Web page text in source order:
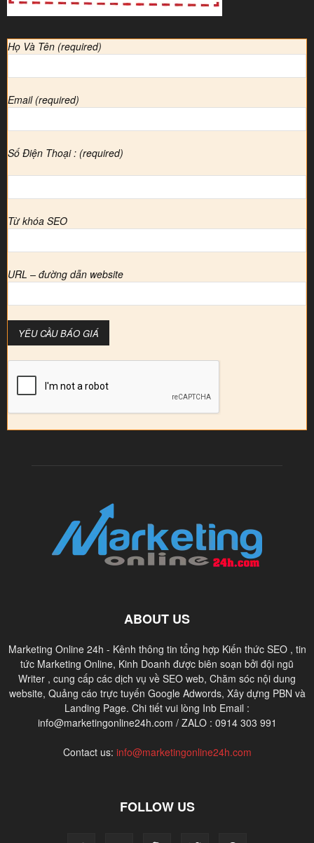
Họ Và Tên (required)
Email (required)
Số Điện Thoại : (required)
Từ khóa SEO
URL – đường dẫn website
ABOUT US
Marketing Online 24h - Kênh thông tin tổng hợp Kiến thức SEO , tin
tức Marketing Online, Kinh Doanh được biên soạn bởi đội ngũ
Writer , cung cấp các dịch vụ về SEO web, Chăm sóc nội dung
website, Quảng cáo trực tuyến Google Adwords, Xây dựng PBN và
Landing Page. Chi tiết vui lòng Inb Email :
info@marketingonline24h.com / ZALO : 0914 303 991
Contact us: info@marketingonline24h.com
FOLLOW US